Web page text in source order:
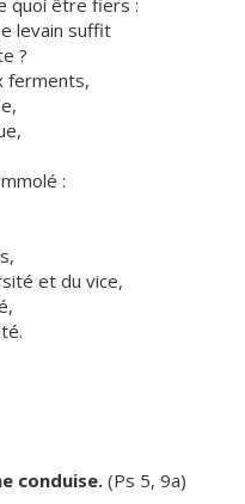
quoi être fiers :
levain suffit
?
ferments,
:
et du vice,
conduise. (Ps 5, 9a)